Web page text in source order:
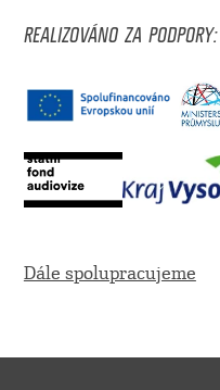
REALIZOVÁNO ZA PODPORY:
Dále spolupracujeme